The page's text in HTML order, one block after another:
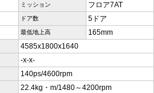
ミッション フロア7AT
ドア数 5ドア
最低地上高 165mm
4585x1800x1640
-x-x-
140ps/4600rpm
22.4kg・m/1480～4200rpm